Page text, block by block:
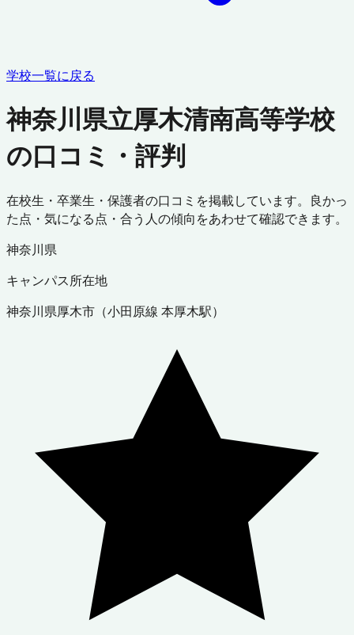
学校一覧に戻る
神奈川県立厚木清南高等学校
の口コミ・評判
在校生・卒業生・保護者の口コミを掲載しています。良かっ
た点・気になる点・合う人の傾向をあわせて確認できます。
神奈川県
キャンパス所在地
神奈川県厚木市 （小田原線 本厚木駅）